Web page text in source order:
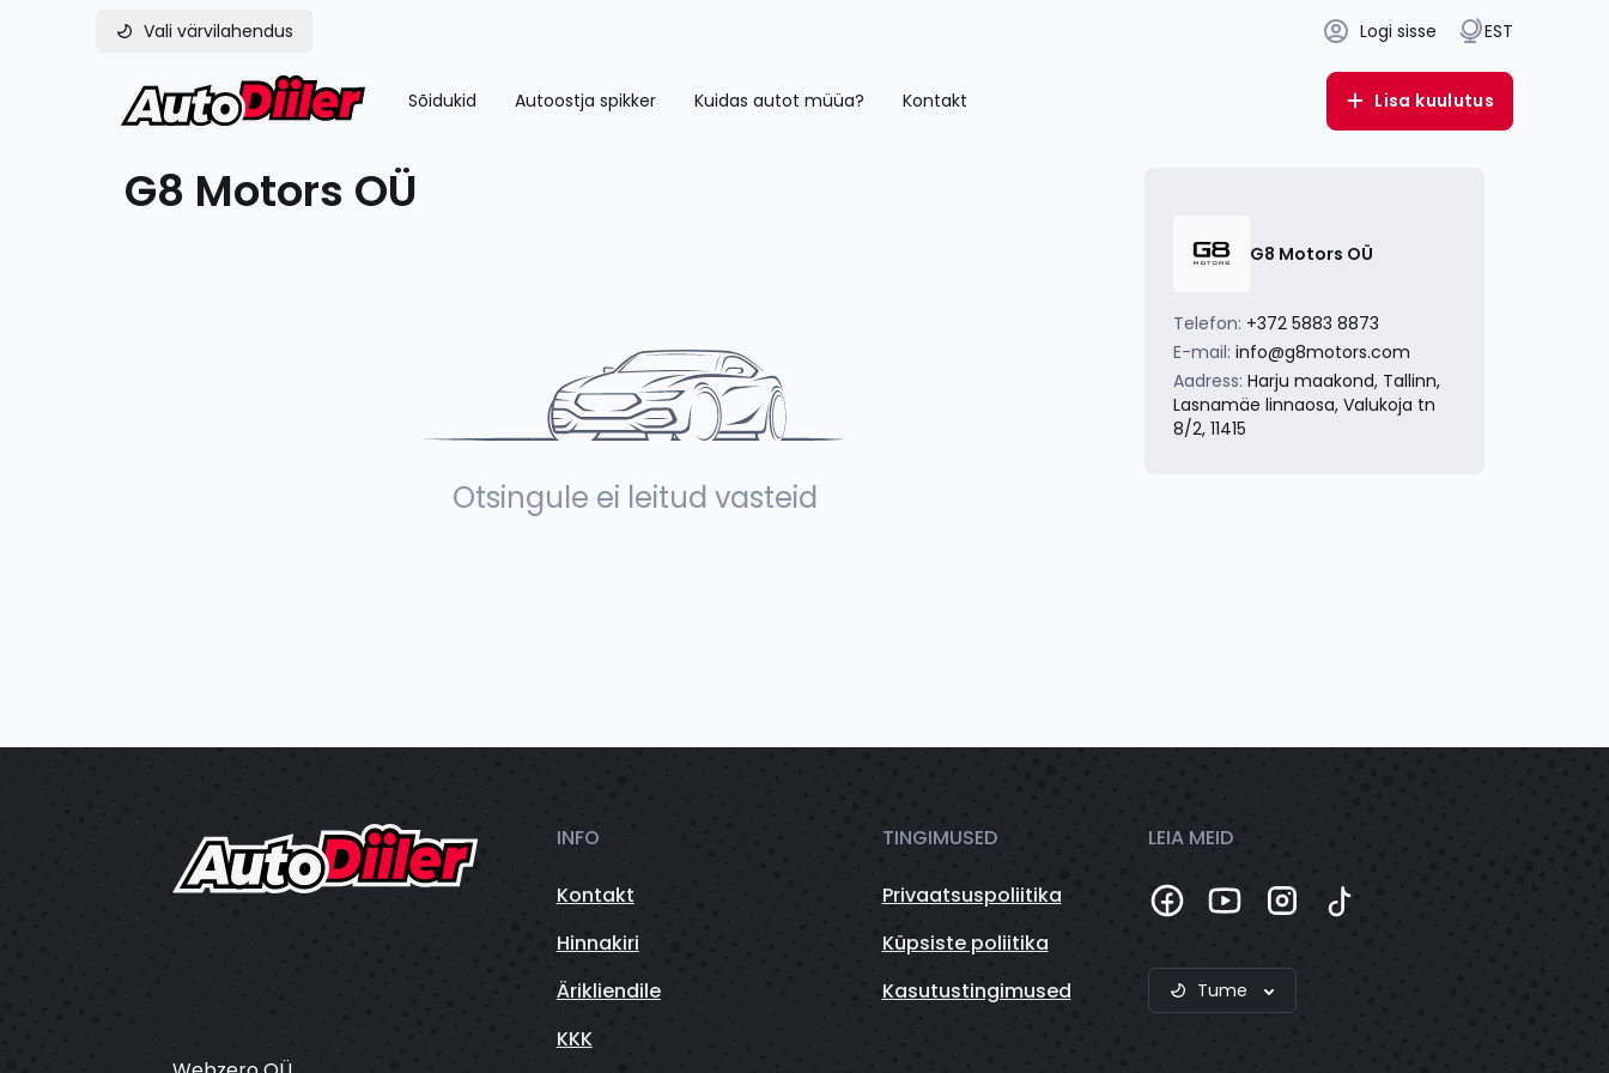
Vali värvilahendus Logi sisse EST
Sõidukid Autoostja spikker Kuidas autot müüa? Kontakt Lisa kuulutus
G8 Motors OÜ
Otsingule ei leitud vasteid
G8 Motors OÜ
Telefon: +372 5883 8873
E-mail: info@g8motors.com
Aadress: Harju maakond, Tallinn,
Lasnamäe linnaosa, Valukoja tn
8/2, 11415
INFO
Kontakt
Hinnakiri
Ärikliendile
KKK
TINGIMUSED
Privaatsuspoliitika
Küpsiste poliitika
Kasutustingimused
LEIA MEID
Tume